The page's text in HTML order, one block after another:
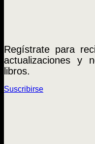
Regístrate para
actualizaciones y
libros.
Suscribirse